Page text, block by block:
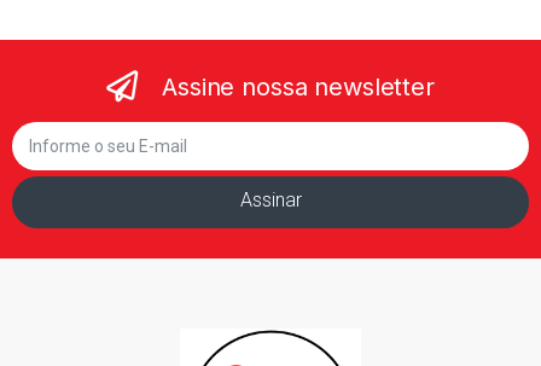
Assine nossa newsletter
Assinar